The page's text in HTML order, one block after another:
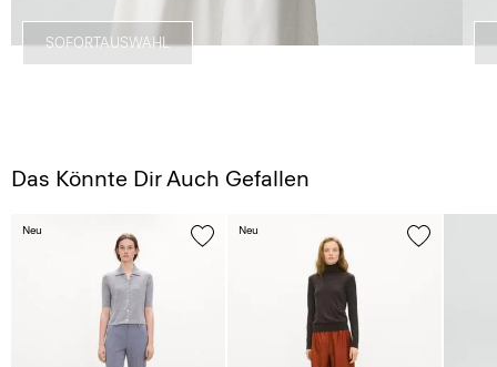
SOFORTAUSWAHL
Das Könnte Dir Auch Gefallen
Neu Neu